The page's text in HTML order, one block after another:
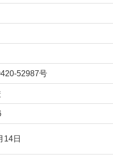
52987号
14日